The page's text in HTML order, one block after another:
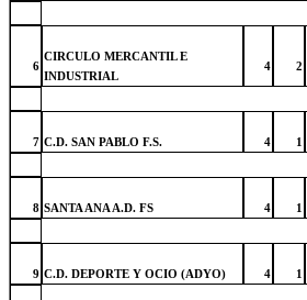
6
CIRCULO MERCANTIL E
INDUSTRIAL
4 2
7 C.D. SAN PABLO F.S. 4 1
8 SANTA ANA A.D. FS 4 1
9 C.D. DEPORTE Y OCIO (ADYO) 4 1